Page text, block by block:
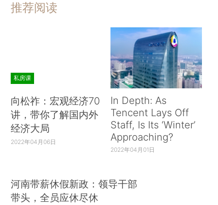
推荐阅读
私房课
向松祚：宏观经济70
讲，带你了解国内外
经济大局
2022年04月06日
In Depth: As
Tencent Lays Off
Staff, Is Its ‘Winter’
Approaching?
2022年04月01日
河南带薪休假新政：领导干部
带头，全员应休尽休